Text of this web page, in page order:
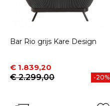
Bar Rio grijs Kare Design
Prijs
€ 1.839,20
Normale prijs
€ 2.299,00
-20%